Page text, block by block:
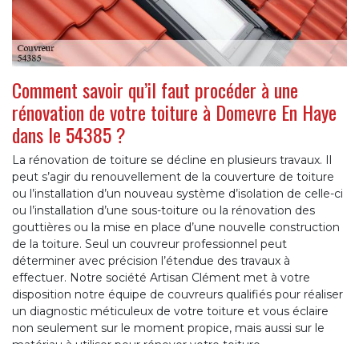
Comment savoir qu’il faut procéder à une
rénovation de votre toiture à Domevre En Haye
dans le 54385 ?
La rénovation de toiture se décline en plusieurs travaux. Il
peut s’agir du renouvellement de la couverture de toiture
ou l’installation d’un nouveau système d’isolation de celle-ci
ou l’installation d’une sous-toiture ou la rénovation des
gouttières ou la mise en place d’une nouvelle construction
de la toiture. Seul un couvreur professionnel peut
déterminer avec précision l’étendue des travaux à
effectuer. Notre société Artisan Clément met à votre
disposition notre équipe de couvreurs qualifiés pour réaliser
un diagnostic méticuleux de votre toiture et vous éclaire
non seulement sur le moment propice, mais aussi sur le